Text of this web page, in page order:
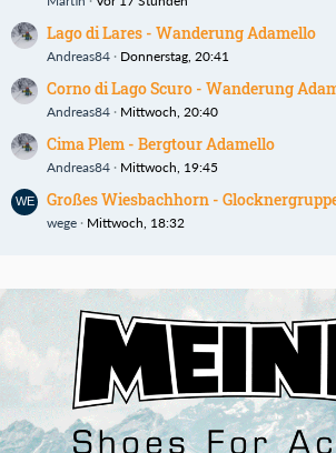
Lago di Lares - Wanderung Adamello
Andreas84 Donnerstag, 20:41
Corno di Lago Scuro - Wanderung
Andreas84 Mittwoch, 20:40
Cima Plem - Bergtour Adamello
Andreas84 Mittwoch, 19:45
Großes Wiesbachhorn -
wege Mittwoch, 18:32